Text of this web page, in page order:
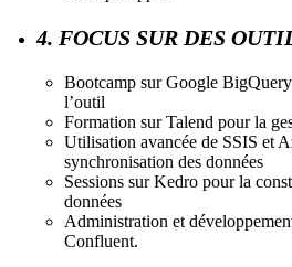
4. FOCUS SUR DES
Bootcamp sur Google
l’outil
Formation sur Talend pour la
Utilisation avancée de SSIS et
synchronisation des données
Sessions sur Kedro pour la
données
Administration et
Confluent.